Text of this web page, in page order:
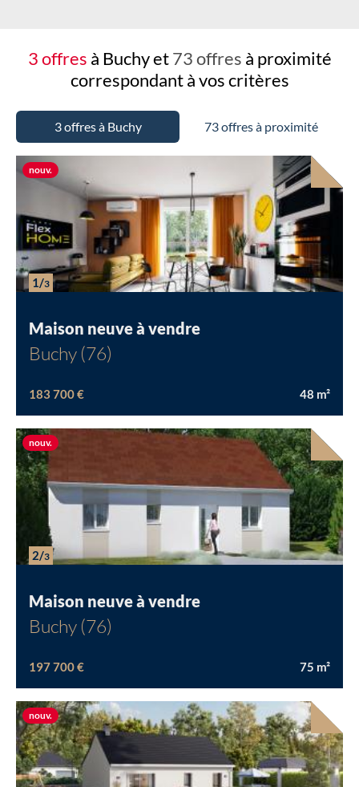
3 offres à Buchy et73 offres à proximité
correspondant à vos critères
3 offres à Buchy 73 offres à proximité
1/3
Maison neuve à vendre
Buchy (76)
183 700 € 48 m²
nouv.Nouvelle offre
2/3
Maison neuve à vendre
Buchy (76)
197 700 € 75 m²
nouv.Nouvelle offre
nouv.Nouvelle offre